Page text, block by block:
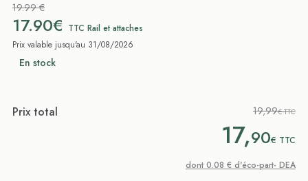
19.99 €
17.90€ TTC Rail et attaches
Prix valable jusqu'au 31/08/2026
En stock
Prix total 19,99€ TTC
17,90€ TTC
dont 0.08 € d'éco-part- DEA